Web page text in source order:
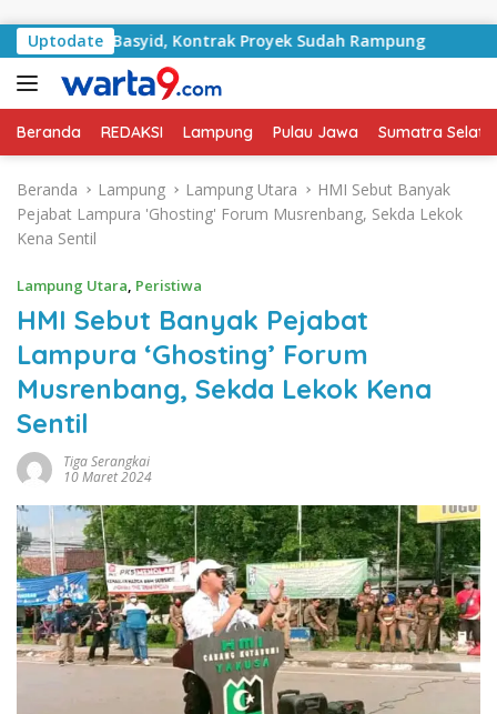
Uptodate
RA Basyid, Kontrak Proyek Sudah Rampung
Beranda REDAKSI Lampung Pulau Jawa Sumatra
Beranda Lampung Lampung Utara
HMI Sebut Banyak
Pejabat Lampura 'Ghosting' Forum Musrenbang, Sekda Lekok
Kena Sentil
Lampung Utara, Peristiwa
HMI Sebut Banyak Pejabat
Lampura ‘Ghosting’ Forum
Musrenbang, Sekda Lekok Kena
Sentil
Tiga Serangkai
10 Maret 2024